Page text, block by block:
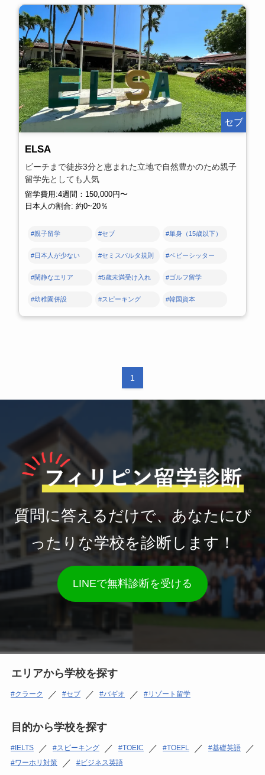
セブ
ELSA
ビーチまで徒歩3分と恵まれた立地で自然豊かのため親子
留学先としても人気
留学費用:4週間：150,000円〜
日本人の割合: 約0~20％
#親子留学 #セブ #単身（15歳以下）
#日本人が少ない #セミスパルタ規則 #ベビーシッター
#閑静なエリア #5歳未満受け入れ #ゴルフ留学
#幼稚園併設 #スピーキング #韓国資本
1
質問に答えるだけで、あなたにぴ
ったりな学校を診断します！
LINEで無料診断を受ける
エリアから学校を探す
クラーク ／ セブ ／ バギオ ／ リゾート留学
目的から学校を探す
IELTS ／ スピーキング ／ TOEIC ／ TOEFL ／ 基礎英語 ／
ワーホリ対策 ／ ビジネス英語